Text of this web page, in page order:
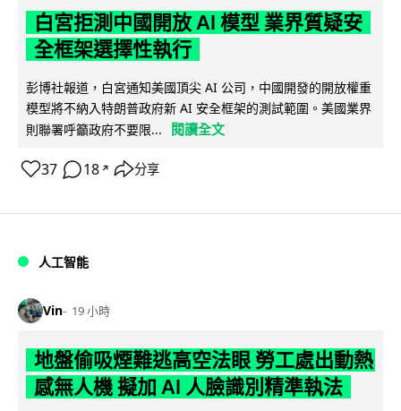
白宮拒測中國開放 AI 模型 業界質疑安
全框架選擇性執行
彭博社報道，白宮通知美國頂尖 AI 公司，中國開發的開放權重
模型將不納入特朗普政府新 AI 安全框架的測試範圍。美國業界
則聯署呼籲政府不要限...
閱讀全文
37 18 ↗ 分享
人工智能
Vin 19 小時
地盤偷吸煙難逃高空法眼 勞工處出動熱
感無人機 擬加 AI 人臉識別精準執法